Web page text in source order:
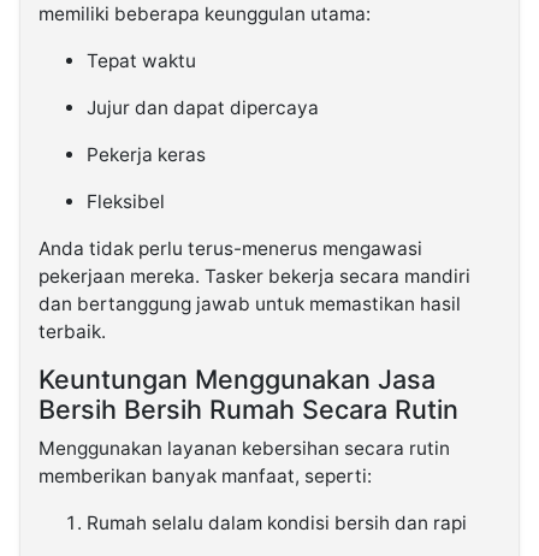
memiliki beberapa keunggulan utama:
Tepat waktu
Jujur dan dapat dipercaya
Pekerja keras
Fleksibel
Anda tidak perlu terus-menerus mengawasi
pekerjaan mereka. Tasker bekerja secara mandiri
dan bertanggung jawab untuk memastikan hasil
terbaik.
Keuntungan Menggunakan Jasa
Bersih Bersih Rumah Secara Rutin
Menggunakan layanan kebersihan secara rutin
memberikan banyak manfaat, seperti:
Rumah selalu dalam kondisi bersih dan rapi